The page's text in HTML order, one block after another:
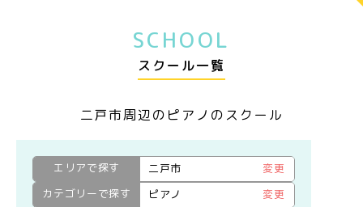
SCHOOL
スクール一覧
二戸市周辺のピアノのスクール
エリアで探す 二戸市
変更
カテゴリーで探す
ピアノ 変更